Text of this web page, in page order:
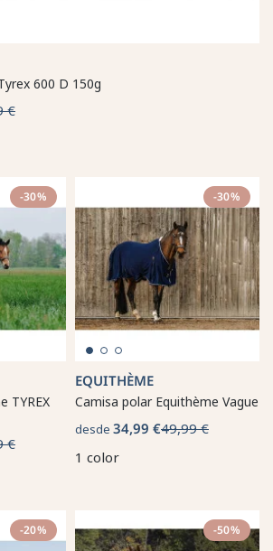
600 D 150g
€
-30%
TYREX
€
-30%
EQUITHÈME
Camisa polar Equithème Vague
desde 34,99 €49,99 €
1 color
-20% -50%